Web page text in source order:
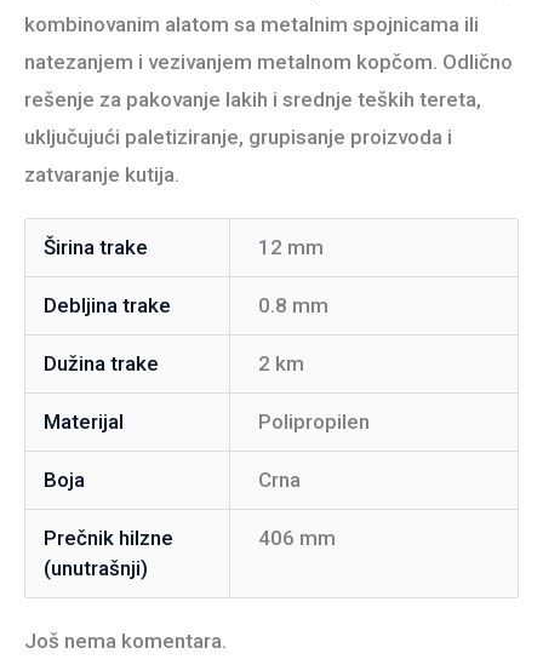
kombinovanim alatom sa metalnim spojnicama ili
natezanjem i vezivanjem metalnom kopčom. Odlično
rešenje za pakovanje lakih i srednje teških tereta,
uključujući paletiziranje, grupisanje proizvoda i
zatvaranje kutija.
Širina trake 12 mm
Debljina trake 0.8 mm
Dužina trake 2 km
Materijal Polipropilen
Boja Crna
Prečnik hilzne
(unutrašnji)
406 mm
Još nema komentara.